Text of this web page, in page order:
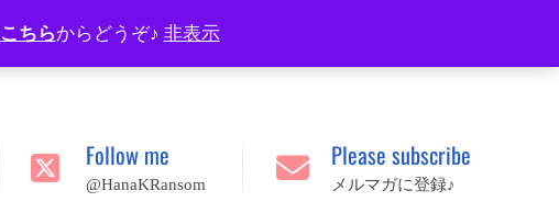
こちらからどうぞ♪ 非表示
プロフィール FAQ
Follow me
@HanaKRansom
Please subscribe
メルマガに登録♪